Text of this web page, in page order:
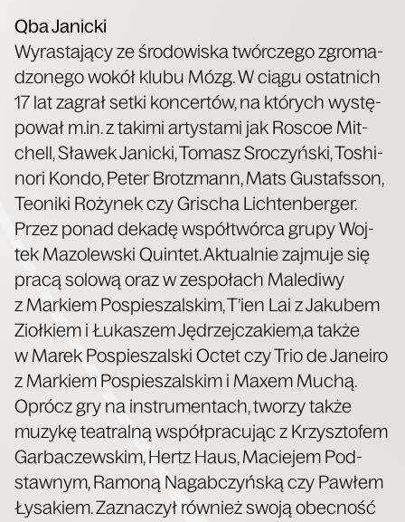
Qba Janic­ki
Wyra­sta­ją­cy ze śro­do­wi­ska twór­cze­go zgro­ma­
dzo­ne­go wokół klu­bu Mózg. W cią­gu ostat­nich
17 lat zagrał set­ki kon­cer­tów, na któ­rych wystę­
po­wał m.in. z taki­mi arty­sta­mi jak Roscoe Mit­
chell, Sła­wek Janic­ki, Tomasz Sro­czyń­ski, Toshi­
no­ri Kon­do, Peter Brot­zmann, Mats Gusta­fs­son,
Teo­ni­ki Roży­nek czy Gri­scha Lich­ten­ber­ger.
Przez ponad deka­dę współ­twór­ca gru­py Woj­
tek Mazo­lew­ski Quin­tet. Aktu­al­nie zaj­mu­je się
pra­cą solo­wą oraz w zespo­łach Male­di­wy
z Mar­kiem Pospie­szal­skim, T’ien Lai z Jaku­bem
Zioł­kiem i Łuka­szem Jędrzejczakiem,a tak­że
w Marek Pospie­szal­ski Octet czy Trio de Jane­iro
z Mar­kiem Pospie­szal­skim i Maxem Muchą.
Oprócz gry na instru­men­tach, two­rzy tak­że
muzy­kę teatral­ną współ­pra­cu­jąc z Krzysz­to­fem
Gar­ba­czew­skim, Hertz Haus, Macie­jem Pod­
staw­nym, Ramo­ną Nagab­czyń­ską czy Paw­łem
Łysa­kiem. Zazna­czył rów­nież swo­ją obec­ność